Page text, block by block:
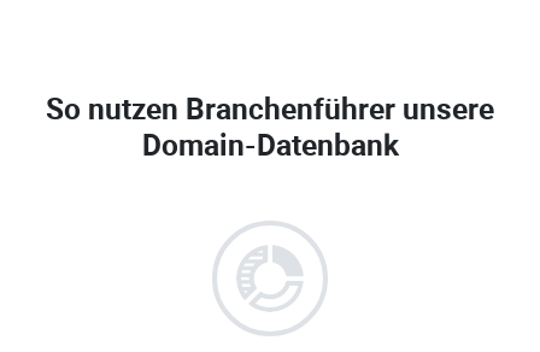
So nutzen Branchenführer unsere
Domain-Datenbank